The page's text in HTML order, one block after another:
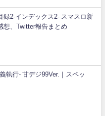
録2-インデックス2- スマスロ新
想、Twitter報告まとめ
執行- 甘デジ99Ver.｜スペッ